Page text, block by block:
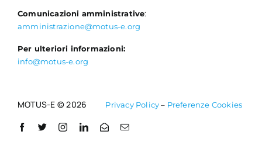
Comunicazioni amministrative:
amministrazione@motus-e.org
Per ulteriori informazioni:
info@motus-e.org
MOTUS-E © 2026 Privacy Policy– Preferenze Cookies